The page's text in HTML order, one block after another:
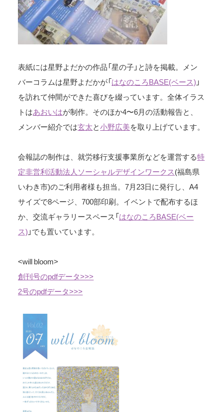
表紙には星野よだかの作品「星の子」と詩を掲載。メン
バーコラムは星野よだかが「はなのころBASE(ベース) 」
を訪れて仲間ができた喜びを綴っています。全体イラス
トはあおいはが制作。そのほか4〜6月の活動報告と、
メンバー紹介では玄太と小野広美を取り上げています。
会報誌の制作は、就労移行支援事業所などを運営する特
定非営利活動法人ソーシャルデザインワークス(福島県
いわき市)のご利用者様も担当。7月23日に発行し、A4
サイズで8ページ、700部印刷。イベントで配布するほ
か、交流ギャラリースペース「はなのころBASE(ベー
ス) 」でも置いています。
<will bloom>
創刊号のpdfデータ>>>
2号のpdfデータ>>>